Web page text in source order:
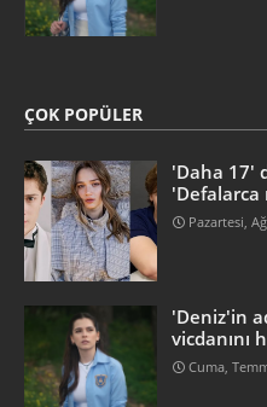
ÇOK POPÜLER
'Daha 17'
'Defalarca
Pazartesi,
'Deniz'in
vicdanını
Cuma,